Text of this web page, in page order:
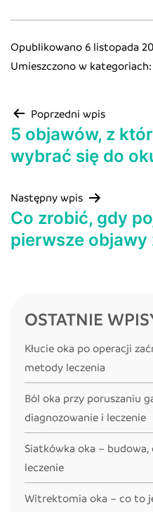
Opublikowano 6 listopada
Umieszczono w kategoriach:
Poprzedni wpis
5 objawów, z
wybrać się do
Następny wpis
Co zrobić, gdy
pierwsze objawy
OSTATNIE
Kłucie oka po operacji
metody leczenia
Ból oka przy poruszaniu
diagnozowanie i leczenie
Siatkówka oka –
leczenie
Witrektomia oka – co to